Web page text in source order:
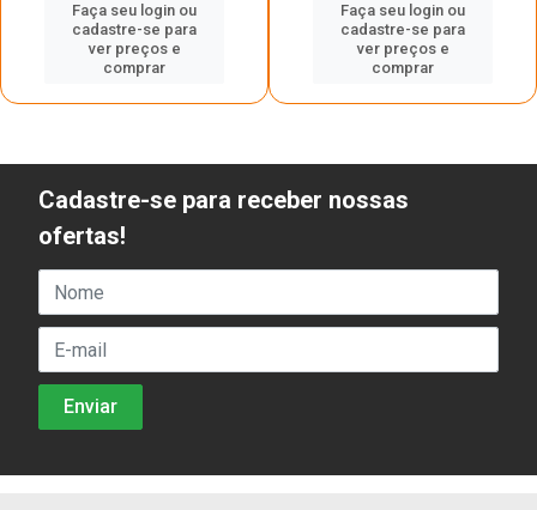
Faça seu login ou
cadastre-se para
ver preços e
comprar
Faça seu login ou
cadastre-se para
ver preços e
comprar
Cadastre-se para receber nossas
ofertas!